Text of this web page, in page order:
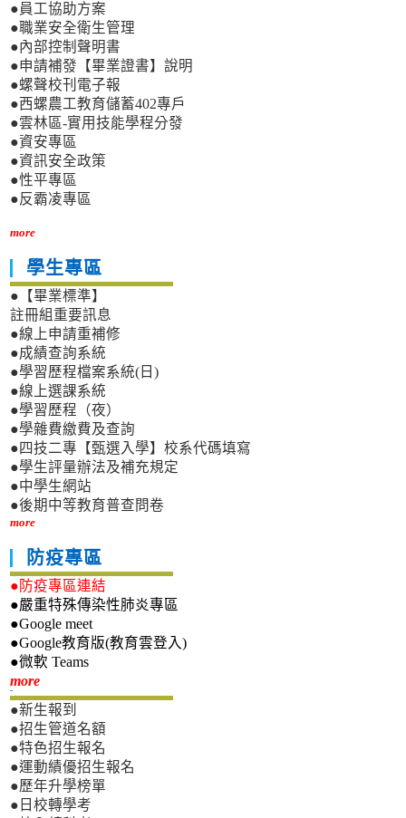
●員工協助方案
●職業安全衛生管理
●內部控制聲明書
●申請補發【畢業證書】說明
●螺聲校刊電子報
●西螺農工教育儲蓄402專戶
●雲林區-實用技能學程分發
●資安專區
●資訊安全政策
●性平專區
●反霸凌專區
more
學生專區
●【畢業標準】
註冊組重要訊息
●線上申請重補修
●成績查詢系統
●學習歷程檔案系統(日)
●線上選課系統
●學習歷程（夜）
●學雜費繳費及查詢
●四技二專【甄選入學】校系代碼填寫
●學生評量辦法及補充規定
●中學生網站
●後期中等教育普查問卷
more
防疫專區
●防疫專區連結
●嚴重特殊傳染性肺炎專區
●Google meet
●Google教育版(教育雲登入)
●微軟 Teams
more新生專區
●新生報到
●招生管道名額
●特色招生報名
●運動績優招生報名
●歷年升學榜單
●日校轉學考